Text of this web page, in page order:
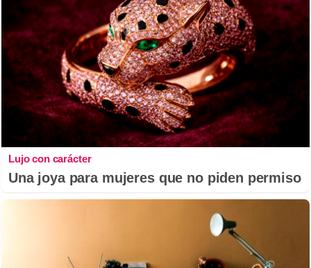
Lujo con carácter
Una joya para mujeres que no piden permiso